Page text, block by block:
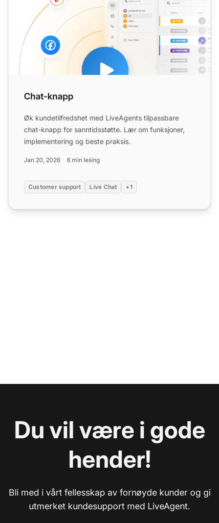
Chat-knapp
Øk kundetilfredshet med LiveAgents tilpassbare
chat-knapp for sanntidsstøtte. Lær om funksjoner,
implementering og beste praksis.
Jan 20, 2026 6 min lesing
Customer support Live Chat +1
Du vil være i gode
hender!
Bli med i vårt fellesskap av fornøyde kunder og gi
utmerket kundesupport med LiveAgent.